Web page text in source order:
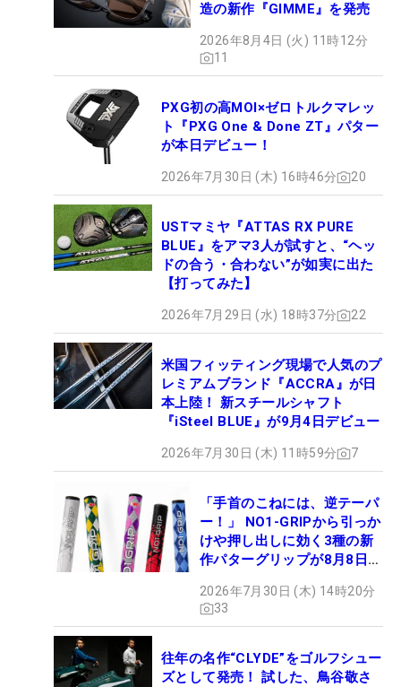
造の新作『GIMME』を発売
2026年8月4日 (火) 11時12分
11
PXG初の高MOI×ゼロトルクマレッ
ト『PXG One & Done ZT』パター
が本日デビュー！
2026年7月30日 (木) 16時46分 20
USTマミヤ『ATTAS RX PURE
BLUE』をアマ3人が試すと、“ヘッ
ドの合う・合わない”が如実に出た
【打ってみた】
2026年7月29日 (水) 18時37分 22
米国フィッティング現場で人気のプ
レミアムブランド『ACCRA』が日
本上陸！ 新スチールシャフト
『iSteel BLUE』が9月4日デビュー
2026年7月30日 (木) 11時59分 7
「手首のこねには、逆テーパ
ー！」 NO1-GRIPから引っか
けや押し出しに効く3種の新
作パターグリップが8月8日デ
2026年7月30日 (木) 14時20分
33
往年の名作“CLYDE”をゴルフシュー
ズとして発売！ 試した、鳥谷敬さ